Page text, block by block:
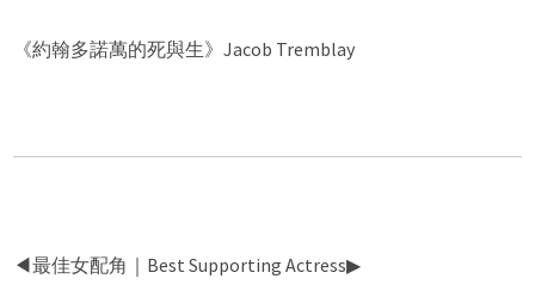
《約翰多諾萬的死與生》Jacob Tremblay
◀︎最佳女配角｜Best Supporting Actress▶︎